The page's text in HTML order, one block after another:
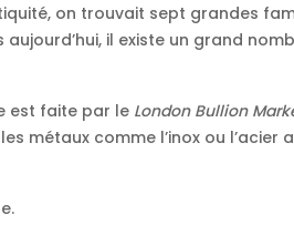
on trouvait sept grandes
il existe un grand
est faite par le London Bullion
métaux comme l’inox ou l’acier